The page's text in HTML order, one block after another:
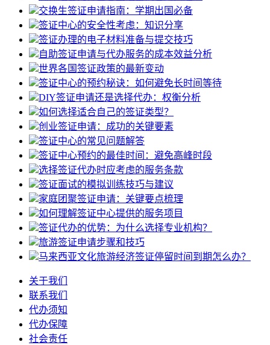
交换生签证申请指南：学期出国必备
签证中心的安全性考虑：知识分享
签证办理的电子材料准备与提交技巧
自助签证申请与代办服务的成本效益分析
世界各国签证政策的最新变动
签证中心的预约秘诀：如何避免长时间等待
DIY签证申请还是选择代办：权衡分析
如何选择适合自己的签证类型？
创业签证申请：成功的关键要素
签证中心的常见问题解答
签证中心预约的最佳时间：避免高峰时段
选择签证代办时应考虑的服务条款
签证面试的模拟训练技巧与建议
家庭团聚签证申请：关键要点梳理
如何理解签证中心提供的服务项目
签证代办的优势：为什么选择专业机构？
旅游签证申请步骤和技巧
马来西亚文化旅游经济签证停留时间到期怎么办？
关于我们
联系我们
代办须知
代办保障
社会责任